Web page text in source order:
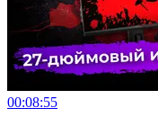
00:08:55